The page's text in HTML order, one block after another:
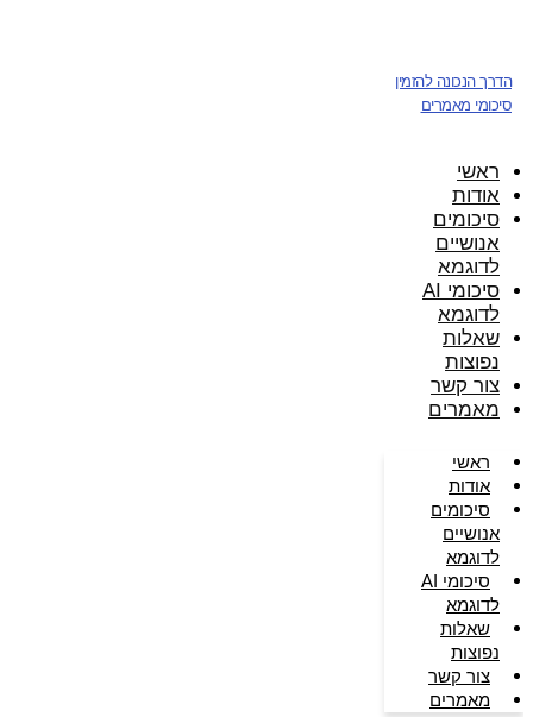
הדרך הנכונה להזמין
סיכומי מאמרים
ראשי
אודות
סיכומים
אנושיים
לדוגמא
סיכומי AI
לדוגמא
שאלות
נפוצות
צור קשר
מאמרים
ראשי
אודות
סיכומים
אנושיים
לדוגמא
סיכומי AI
לדוגמא
שאלות
נפוצות
צור קשר
מאמרים